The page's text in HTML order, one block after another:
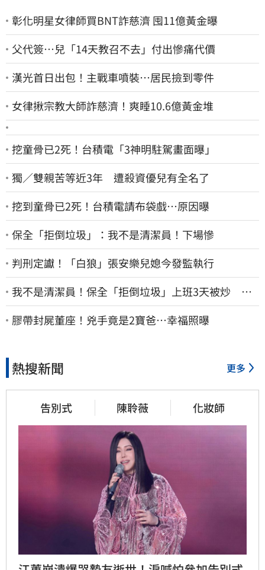
彰化明星女律師買BNT詐慈濟 囤11億黃金曝
父代簽…兒「14天教召不去」付出慘痛代價
漢光首日出包！主戰車噴裝…居民撿到零件
女律揪宗教大師詐慈濟！爽睡10.6億黃金堆
挖童骨已2死！台積電「3神明駐駕畫面曝」
獨／雙親苦等近3年 遭殺資優兒有全名了
挖到童骨已2死！台積電請布袋戲…原因曝
保全「拒倒垃圾」：我不是清潔員！下場慘
判刑定讞！「白狼」張安樂兒媳今發監執行
我不是清潔員！保全「拒倒垃圾」上班3天被炒 找
法院討公道結果出爐
膠帶封屍董座！兇手竟是2寶爸…幸福照曝
熱搜新聞 更多
告別式 陳聆薇 化妝師